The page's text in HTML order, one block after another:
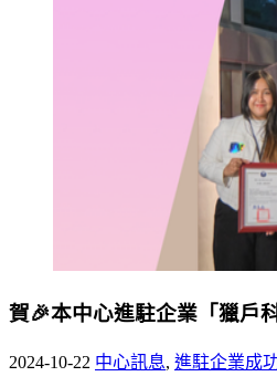
賀🎉本中心進駐企業「獵戶
2024-10-22 中心訊息, 進駐企業成